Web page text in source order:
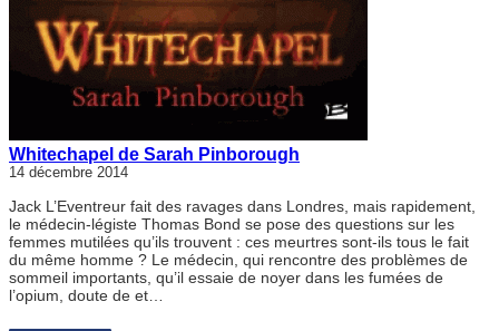
Whitechapel de Sarah Pinborough
14 décembre 2014
Jack L’Eventreur fait des ravages dans Londres, mais rapidement,
le médecin-légiste Thomas Bond se pose des questions sur les
femmes mutilées qu’ils trouvent : ces meurtres sont-ils tous le fait
du même homme ? Le médecin, qui rencontre des problèmes de
sommeil importants, qu’il essaie de noyer dans les fumées de
l’opium, doute de et…